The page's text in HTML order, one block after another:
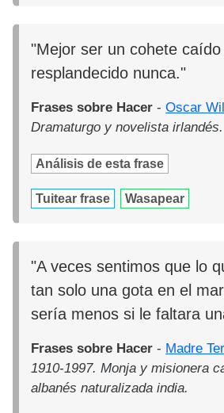
"Mejor ser un cohete
resplandecido nunca."
Frases sobre Hacer -Oscar
Dramaturgo y novelista irlandés.
Análisis de esta frase
Tuitear frase Wasapear
"A veces sentimos que lo
tan solo una gota en el
sería menos si le faltara
Frases sobre Hacer - Madre
1910-1997. Monja y misionera
albanés naturalizada india.